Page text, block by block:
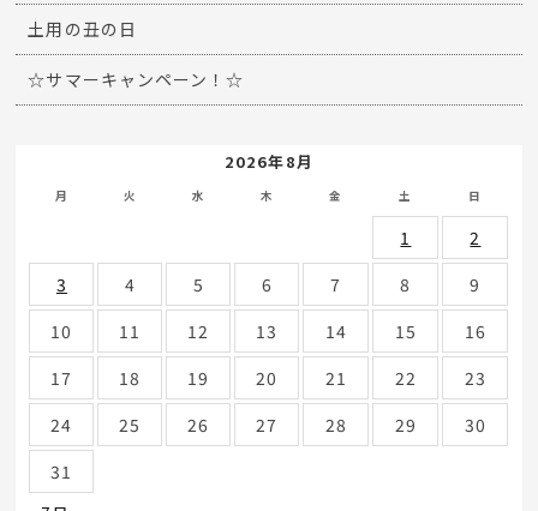
土用の丑の日
☆サマーキャンペーン！☆
2026年8月
月 火 水 木 金 土 日
1
2
3
4 5 6 7 8
9
10
11 12 13 14 15
16
17
18 19 20 21 22
23
24
25 26 27 28 29
30
31